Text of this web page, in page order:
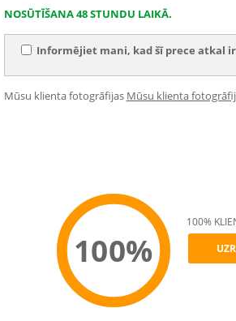
NOSŪTĪŠANA 48 STUNDU LAIKĀ.
Informējiet mani, kad šī prece atkal
Mūsu klienta fotogrāfijas Mūsu klienta
100%
100%